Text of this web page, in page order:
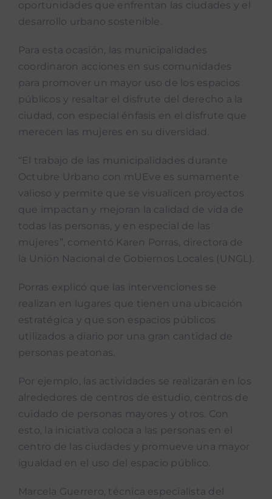
oportunidades que enfrentan las ciudades y el
desarrollo urbano sostenible.
Para esta ocasión, las municipalidades
coordinaron acciones en sus comunidades
para promover un mayor uso de los espacios
públicos y resaltar el disfrute del derecho a la
ciudad, con especial énfasis en el disfrute que
merecen las mujeres en su diversidad.
“El trabajo de las municipalidades durante
Octubre Urbano con mUEve es sumamente
valioso y permite que se visualicen proyectos
que impactan y mejoran la calidad de vida de
todas las personas, y en especial de las
mujeres”, comentó Karen Porras, directora de
la Unión Nacional de Gobiernos Locales (UNGL).
Porras explicó que las intervenciones se
realizan en lugares que tienen una ubicación
estratégica y que son espacios públicos
utilizados a diario por una gran cantidad de
personas peatonas.
Por ejemplo, las actividades se realizarán en los
alrededores de centros de estudio, centros de
cuidado de personas mayores y otros. Con
esto, la iniciativa coloca a las personas en el
centro de las ciudades y promueve una mayor
igualdad en el uso del espacio público.
Marcela Guerrero, técnica especialista del